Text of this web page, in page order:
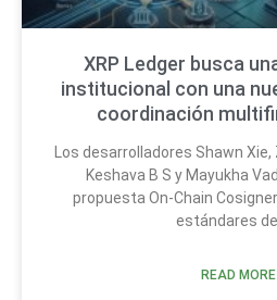
XRP Ledger busca
institucional con una
coordinación
Los desarrolladores Shawn
Keshava B S y Mayukha
propuesta On-Chain
estándares de
READ